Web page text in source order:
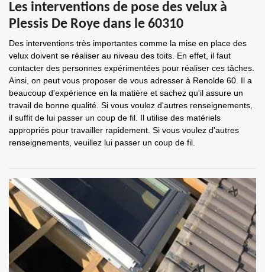
Les interventions de pose des velux à
Plessis De Roye dans le 60310
Des interventions très importantes comme la mise en place des
velux doivent se réaliser au niveau des toits. En effet, il faut
contacter des personnes expérimentées pour réaliser ces tâches.
Ainsi, on peut vous proposer de vous adresser à Renolde 60. Il a
beaucoup d'expérience en la matière et sachez qu'il assure un
travail de bonne qualité. Si vous voulez d'autres renseignements,
il suffit de lui passer un coup de fil. Il utilise des matériels
appropriés pour travailler rapidement. Si vous voulez d'autres
renseignements, veuillez lui passer un coup de fil.